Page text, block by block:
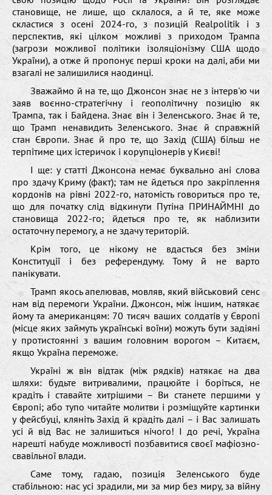
становище, не лише, що склалося, а й те, яке може
скластися з осені 2024-го, з позицій Realpolitik і з
перспектив, які цілком можливі з приходом Трампа
(загрози можливої політики ізоляціонізму США щодо
України), а отже й пропонує перші кроки на далі, аби ми
взагалі не залишилися наодинці.
Зважаймо й на те, що Джонсон знає не з інтерв'ю чи
заяв воєнно-стратегічну і геополітичну позицію як
Трампа, так і Байдена. Знає він і Зеленського. Знає й те,
що Трамп ненавидить Зеленського. Знає й справжній
стан Європи. Знає й про те, що Захід (США) більш не
терпітиме цих істеричок і корупціонерів у Києві!
І ще: у статті Джонсона немає буквально ані слова
про здачу Криму (факт); там не йдеться про закріплення
кордонів на рівні 2022-го, натомість говориться про те,
що для початку слід відкинути Путіна ПРИНАЙМНІ до
становища 2022-го; йдеться про те, як наблизити
остаточну перемогу, а не здачу територій.
Крім того, це нікому не вдасться без зміни
Конституції і без референдуму. Тому й не варто
панікувати.
Трамп якось апелював, мовляв, який військовий сенс
нам від перемоги України. Джонсон, між іншим, натякає
йому та американцям: 70 тисяч ваших солдатів у Європі
(місце яких займуть українські воїни) можуть бути задіяні
у протистоянні з вашим головним ворогом – Китаєм,
якщо Україна переможе.
Україні ж він відтак (між рядків) натякає на два
шляхи: будьте витривалими, працюйте і боріться, не
крадіть і ставайте хитрішими – Ви станете першими у
Європі; або тупо читайте молитви і розміщуйте картинки
у фейсбуці, кляніть Захід й крадіть далі – і Вас залишать
усі й від Вас не залишиться нічого! І до речі, Україна
нарешті набуде можливості позбавитися своєї мафіозно-
свавільної влади.
Саме тому, гадаю, позиція Зеленського буде
стабільною: нас усі зрадили, ми за мир без миру, за війну